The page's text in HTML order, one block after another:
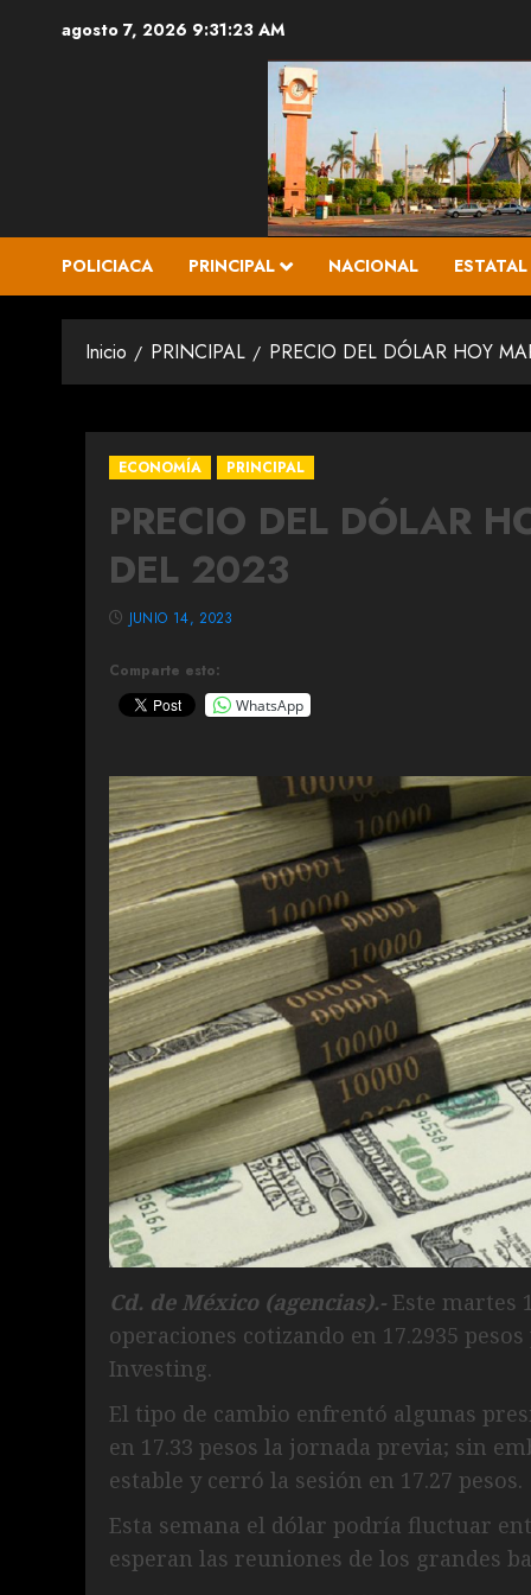
agosto 7, 2026 9:31:24 AM
POLICIACA PRINCIPAL NACIONAL ESTATAL
Inicio PRINCIPAL PRECIO DEL DÓLAR HOY
ECONOMÍA PRINCIPAL
PRECIO DEL DÓLAR
DEL 2023
Comparte esto:
WhatsApp
JUNIO 14, 2023
Cd. de México (agencias).- Este martes
operaciones cotizando en 17.2935
Investing.
El tipo de cambio enfrentó algunas
en 17.33 pesos la jornada previa; sin
estable y cerró la sesión en 17.27 pesos.
Esta semana el dólar podría fluctuar
esperan las reuniones de los grandes